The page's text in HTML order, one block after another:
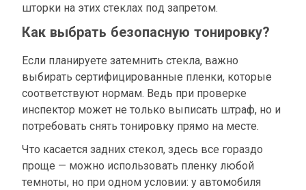
шторки на этих стеклах под запретом.
Как выбрать безопасную тонировку?
Если планируете затемнить стекла, важно
выбирать сертифицированные пленки, которые
соответствуют нормам. Ведь при проверке
инспектор может не только выписать штраф, но и
потребовать снять тонировку прямо на месте.
Что касается задних стекол, здесь все гораздо
проще — можно использовать пленку любой
темноты, но при одном условии: у автомобиля